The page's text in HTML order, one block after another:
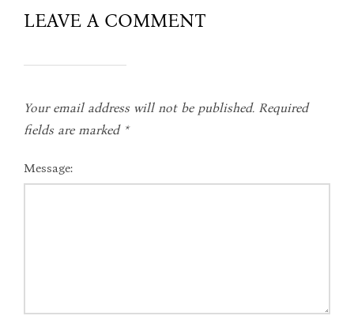
LEAVE A COMMENT
Your email address will not be published. Required
fields are marked *
Message: